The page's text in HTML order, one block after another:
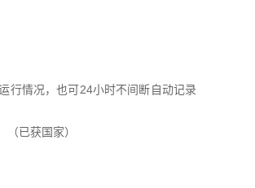
行情况，也可24小时不间断自动记录
已获国家）